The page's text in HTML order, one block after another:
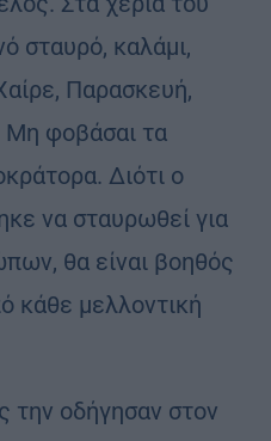
σταυρό, καλάμι,
Παρασκευή,
Μη φοβάσαι τα
Διότι ο
να σταυρωθεί για
θα είναι βοηθός
κάθε μελλοντική
την οδήγησαν στον